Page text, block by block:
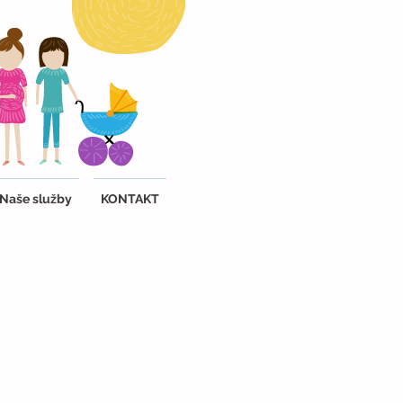
Naše služby KONTAKT